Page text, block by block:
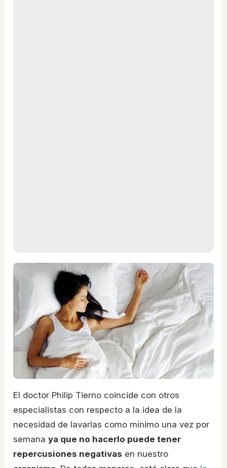
El doctor Philip Tierno coincide con otros
especialistas con respecto a la idea de la
necesidad de lavarlas como mínimo una vez por
semana ya que no hacerlo puede tener
repercusiones negativas en nuestro